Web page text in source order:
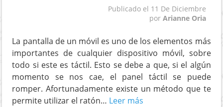
Publicado el 11 De Diciembre
por Arianne Oria
La pantalla de un móvil es uno de los elementos más
importantes de cualquier dispositivo móvil, sobre
todo si este es táctil. Esto se debe a que, si el algún
momento se nos cae, el panel táctil se puede
romper. Afortunadamente existe un método que te
permite utilizar el ratón… Leer más